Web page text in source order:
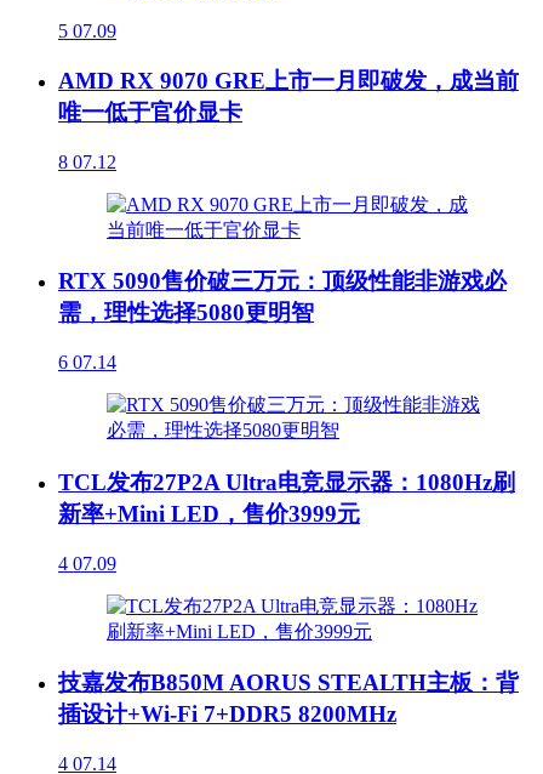
5 07.09
AMD RX 9070 GRE上市一月即破发，成当前
唯一低于官价显卡
8 07.12
RTX 5090售价破三万元：顶级性能非游戏必
需，理性选择5080更明智
6 07.14
TCL发布27P2A Ultra电竞显示器：1080Hz刷
新率+Mini LED，售价3999元
4 07.09
技嘉发布B850M AORUS STEALTH主板：背
插设计+Wi-Fi 7+DDR5 8200MHz
4 07.14